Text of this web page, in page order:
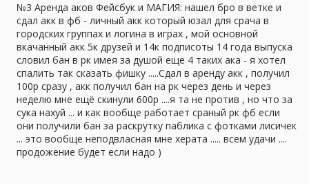
№3 Аренда аков Фейсбук и МАГИЯ: нашел бро в ветке и
сдал акк в фб - личный акк который юзал для срача в
городских группах и логина в играх , мой основной
вкачанный акк 5к друзей и 14к подписоты 14 года выпуска
словил бан в рк имея за душой еще 4 таких ака - я хотел
спалить так сказать фишку .....Сдал в аренду акк , получил
100р сразу , акк получил бан на рк через день и через
неделю мне ещё скинули 600р ....я та не против , но что за
сука нахуй ... и как вообще работает сраный рк фб если
они получили бан за раскрутку паблика с фотками лисичек
... это вообще неподвласная мне херата ..... всем удачи ....
продожение будет если надо )